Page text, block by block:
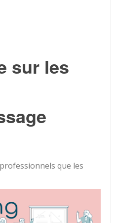
sur les
que les